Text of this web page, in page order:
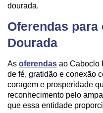
dourada.
Oferendas para
Dourada
As oferendas ao Caboclo
de fé, gratidão e conexão
coragem e prosperidade
reconhecimento pelo
que essa entidade